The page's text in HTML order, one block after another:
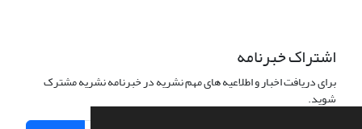
اشتراک خبرنامه
برای دریافت اخبار و اطلاعیه های مهم نشریه در خبرنامه نشریه مشترک
شوید.